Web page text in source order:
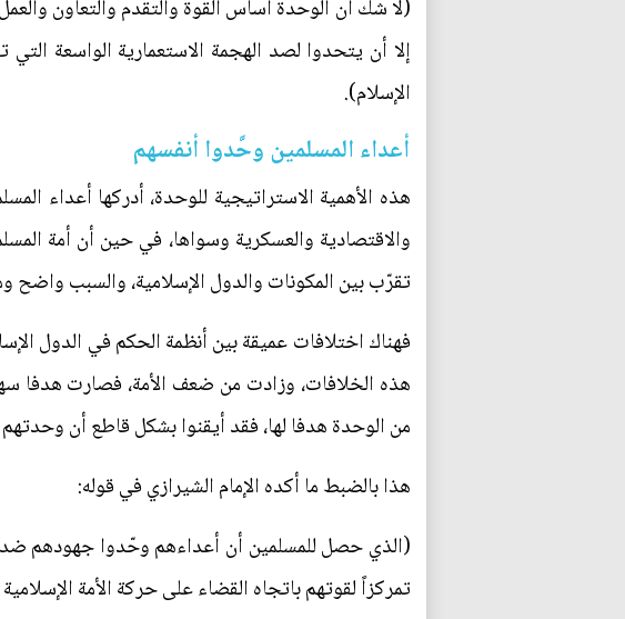
(لا شك أن الوحدة أساس القوة والتقدم والتعاون
إلا أن يتحدوا لصد الهجمة الاستعمارية الواسعة
الإسلام).
أعداء المسلمين وحَّدوا أنفسهم
هذه الأهمية الاستراتيجية للوحدة، أدركها أعداء
والاقتصادية والعسكرية وسواها، في حين أن أمة
تقرّب بين المكونات والدول الإسلامية، والسبب واضح
فهناك اختلافات عميقة بين أنظمة الحكم في الدول
هذه الخلافات، وزادت من ضعف الأمة، فصارت هدفا
من الوحدة هدفا لها، فقد أيقنوا بشكل قاطع أن
هذا بالضبط ما أكده الإمام الشيرازي في قوله:
(الذي حصل للمسلمين أن أعداءهم وحّدوا جهودهم
تمركزاً لقوتهم باتجاه القضاء على حركة الأمة